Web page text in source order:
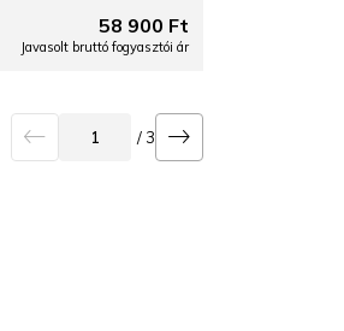
58 900 Ft
Javasolt bruttó fogyasztói ár
/ 3